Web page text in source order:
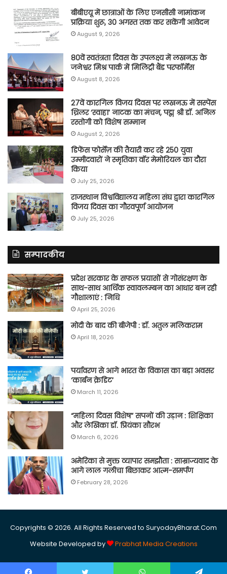
बीबीएयू में छात्राओं के लिए एनसीसी नामांकन
प्रक्रिया शुरू, 30 अगस्त तक कर सकेंगी आवेदन
August 9, 2026
80वें स्वतंत्रता दिवस के उपलक्ष्य में लखनऊ के
जनेश्वर मिश्र पार्क में मिलिट्री बैंड परफॉर्मेंस
August 8, 2026
27वें कारगिल विजय दिवस पर लखनऊ में सस्पेंस
थ्रिलर ‘स्वाहा’ नाटक का मंचन, पद्म श्री डॉ. अनिल
रस्तोगी को विशेष सम्मान
August 2, 2026
डिफेंस फोर्सेज़ की तैयारी कर रहे 250 युवा
उम्मीदवारों ने स्मृतिका वॉर मेमोरियल का दौरा
किया
July 25, 2026
राजस्थान विश्वविद्यालय महिला संघ द्वारा कारगिल
विजय दिवस का गौरवपूर्ण आयोजन
July 25, 2026
सम्पादकीय
प्रदेश सरकार के सफल प्रयासों से गोसंरक्षण के
साथ-साथ आर्थिक स्वावलम्बन का आधार बन रही
गौशालाएं : निधि
April 25, 2026
मोदी के बाद की बीजेपी : डॉ. अतुल मलिकराम
April 18, 2026
पर्यावरण से आगे भारत के विकास का बड़ा अवसर
‘कार्बन क्रेडिट’
March 11, 2026
“महिला दिवस विशेष” सपनों की उड़ान : शिक्षिका
और लेखिका डॉ. प्रियंका सौरभ
March 6, 2026
अमेरिका से मुक्त व्यापार समझौता : साम्राज्यवाद के
आगे लाल गलीचा बिछाकर आत्म-समर्पण
February 28, 2026
Copyrights © 2026. All Rights Reserved to SuryodayBharat.Com
Website Developed by
Prabhat Media Creations